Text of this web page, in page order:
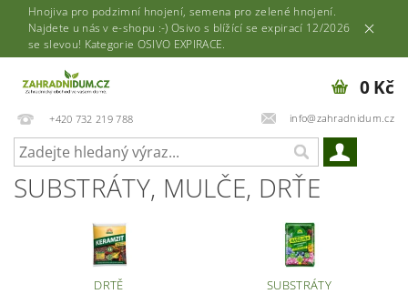
Hnojiva pro podzimní hnojení, semena pro zelené hnojení.
Najdete u nás v e-shopu :-) Osivo s blížící se expirací 12/2026
se slevou! Kategorie OSIVO EXPIRACE.
+420 732 219 788 info@zahradnidum.cz
0 Kč
SUBSTRÁTY, MULČE, DRŤE
DRTĚ SUBSTRÁTY